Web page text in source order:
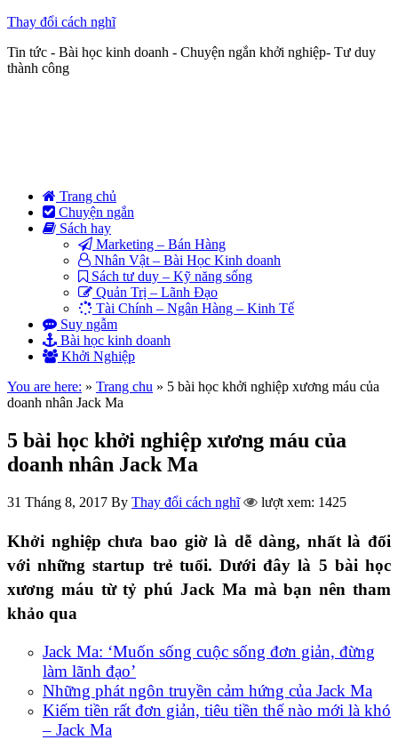
Thay đổi cách nghĩ
Tin tức - Bài học kinh doanh - Chuyện ngắn khởi nghiệp- Tư duy
thành công
Trang chủ
Chuyện ngắn
Sách hay
Marketing – Bán Hàng
Nhân Vật – Bài Học Kinh doanh
Sách tư duy – Kỹ năng sống
Quản Trị – Lãnh Đạo
Tài Chính – Ngân Hàng – Kinh Tế
Suy ngẫm
Bài học kinh doanh
Khởi Nghiệp
You are here: » Trang chu » 5 bài học khởi nghiệp xương máu của
doanh nhân Jack Ma
5 bài học khởi nghiệp xương máu của
doanh nhân Jack Ma
31 Tháng 8, 2017 By Thay đổi cách nghĩ lượt xem: 1425
Khởi nghiệp chưa bao giờ là dễ dàng, nhất là đối
với những startup trẻ tuổi. Dưới đây là 5 bài học
xương máu từ tỷ phú Jack Ma mà bạn nên tham
khảo qua
Jack Ma: ‘Muốn sống cuộc sống đơn giản, đừng
làm lãnh đạo’
Những phát ngôn truyền cảm hứng của Jack Ma
Kiếm tiền rất đơn giản, tiêu tiền thế nào mới là khó
– Jack Ma